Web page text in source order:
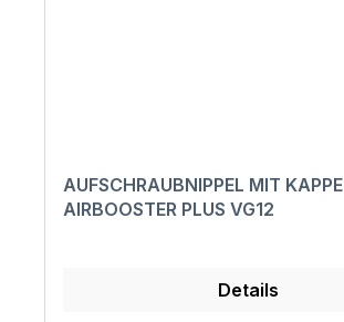
AUFSCHRAUBNIPPEL MIT KAPPE
AIRBOOSTER PLUS VG12
Details